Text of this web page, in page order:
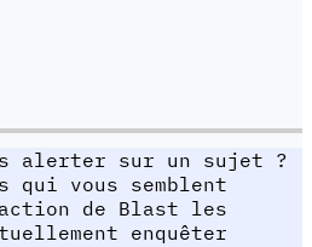
alerter sur un sujet ?
qui vous semblent
de Blast les
enquêter